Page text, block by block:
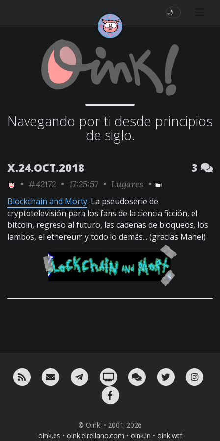
🌙
Navegando por ti desde principios
de siglo.
X.24.OCT.2018 3
• #42172 • 17:25:57 • Lugares •
Blockchain and Morty. La pseudoserie de
cryptotelevisión para los fans de la ciencia ficción, el
bitcoin, regreso al futuro, las cadenas de bloqueos, los
lambos, el ethereum y todo lo demás... (gracias Manel)
RSS ¡Mándame un email!¡Nuestro canal en Telegram!
Oink! TV Charla con nosotros
Twitter
© Oink! • 2001-2026
oink.es • oink.elrellano.com • oink.in • oink.wtf